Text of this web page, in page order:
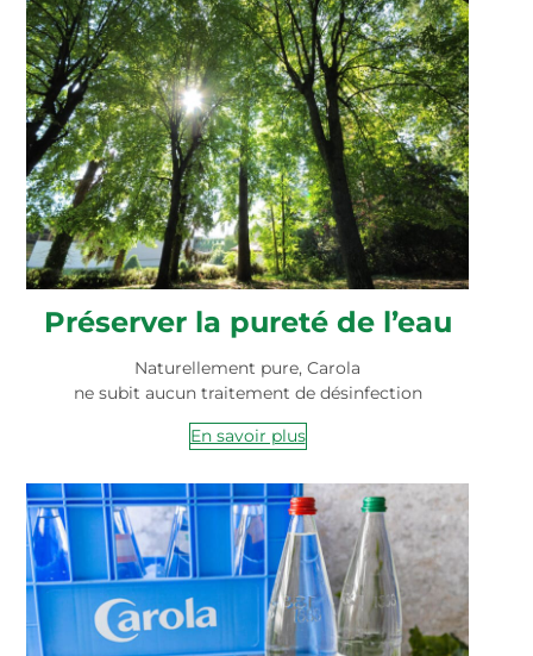
Préserver la pureté de l’eau
Naturellement pure, Carola
ne subit aucun traitement de désinfection
En savoir plus